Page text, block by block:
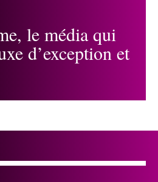
le média qui
d’exception et